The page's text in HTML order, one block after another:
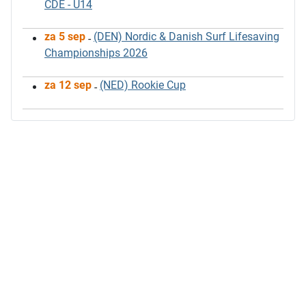
CDE - U14
za 5 sep - (DEN) Nordic & Danish Surf Lifesaving
Championships 2026
za 12 sep - (NED) Rookie Cup